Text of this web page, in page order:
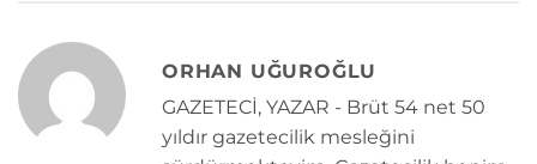
ORHAN UĞUROĞLU
GAZETECİ, YAZAR - Brüt 54 net 50
yıldır gazetecilik mesleğini